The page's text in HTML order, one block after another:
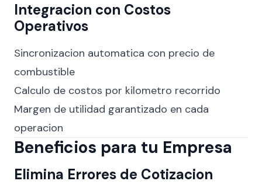
Integracion con Costos
Operativos
Sincronizacion automatica con precio de
combustible
Calculo de costos por kilometro recorrido
Margen de utilidad garantizado en cada
operacion
Beneficios para tu Empresa
Elimina Errores de Cotizacion